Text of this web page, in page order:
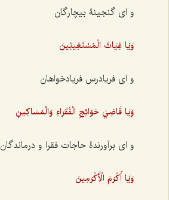
و ای گنجینۀ بیچارگان
وَيَا غِيَاثَ الْمُسْتَغِيثِينَ
و ای فریادرس فریادخواهان
وَيَا قَاضِيَ حَوَائِجِ الْفُقَرَاءِ وَالْمَسَاكِينِ
و ای بر‌آورندۀ حاجات فقرا و درماندگان
وَيَا أَكْرَمَ الْأَكْرَمِينَ